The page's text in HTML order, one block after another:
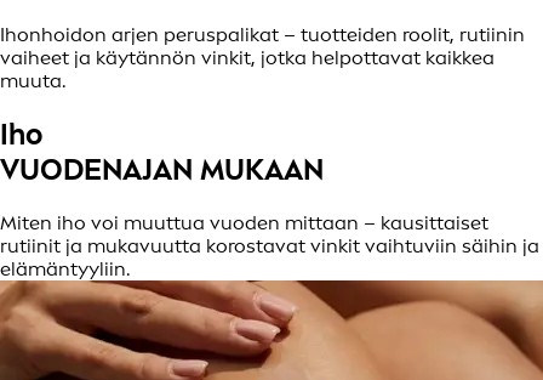
Ihonhoidon arjen peruspalikat – tuotteiden roolit, rutiinin
vaiheet ja käytännön vinkit, jotka helpottavat kaikkea
muuta.
Iho
VUODENAJAN MUKAAN
Miten iho voi muuttua vuoden mittaan – kausittaiset
rutiinit ja mukavuutta korostavat vinkit vaihtuviin säihin ja
elämäntyyliin.